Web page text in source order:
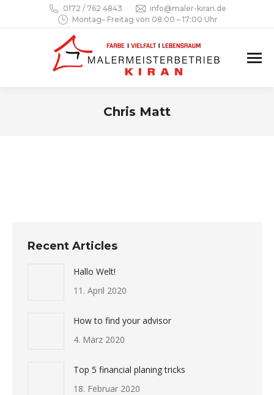
0172 / 762 4843
info@maler-kiran.de
Montag– Freitag von 08:00 – 17:00 Uhr
Chris Matt
Recent Articles
Hallo Welt!
11. April 2020
How to find your advisor
4. März 2020
Top 5 financial planing tricks
18. Februar 2020